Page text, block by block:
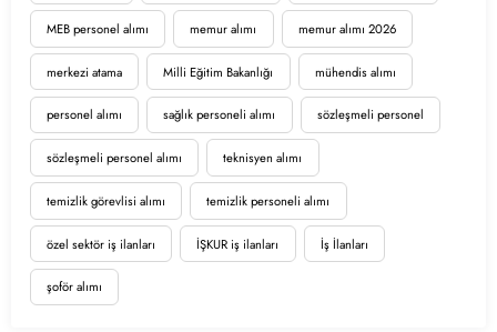
MEB personel alımı memur alımı memur alımı 2026
merkezi atama Milli Eğitim Bakanlığı mühendis alımı
personel alımı sağlık personeli alımı sözleşmeli personel
sözleşmeli personel alımı teknisyen alımı
temizlik görevlisi alımı temizlik personeli alımı
özel sektör iş ilanları İŞKUR iş ilanları İş İlanları
şoför alımı